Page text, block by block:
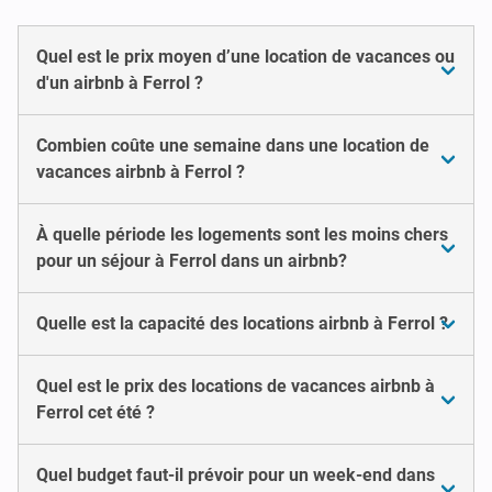
Quel est le prix moyen d’une location de vacances ou
d'un airbnb à Ferrol ?
Combien coûte une semaine dans une location de
vacances airbnb à Ferrol ?
À quelle période les logements sont les moins chers
pour un séjour à Ferrol dans un airbnb?
Quelle est la capacité des locations airbnb à Ferrol ?
Quel est le prix des locations de vacances airbnb à
Ferrol cet été ?
Quel budget faut-il prévoir pour un week-end dans